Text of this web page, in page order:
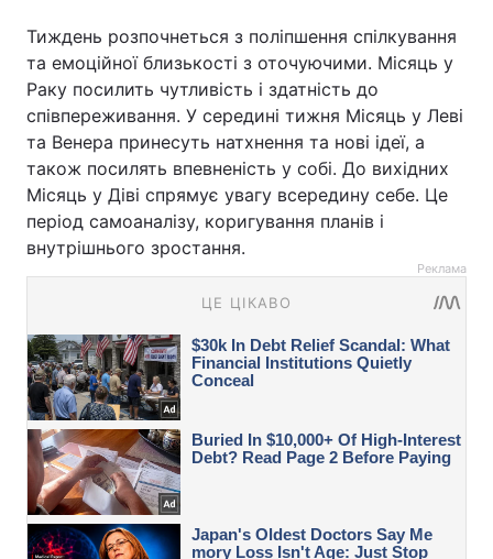
Тиждень розпочнеться з поліпшення спілкування
та емоційної близькості з оточуючими. Місяць у
Раку посилить чутливість і здатність до
співпереживання. У середині тижня Місяць у Леві
та Венера принесуть натхнення та нові ідеї, а
також посилять впевненість у собі. До вихідних
Місяць у Діві спрямує увагу всередину себе. Це
період самоаналізу, коригування планів і
внутрішнього зростання.
Реклама